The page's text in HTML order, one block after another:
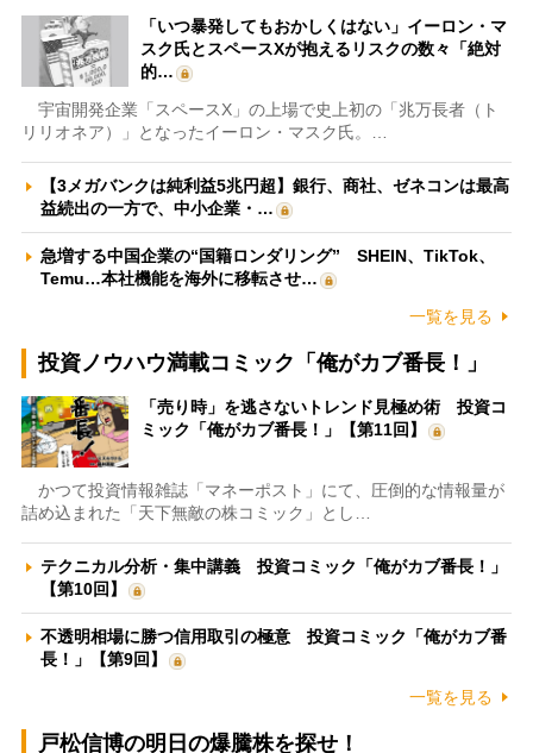
「いつ暴発してもおかしくはない」イーロン・マ
スク氏とスペースXが抱えるリスクの数々「絶対
的…
宇宙開発企業「スペースX」の上場で史上初の「兆万長者（ト
リリオネア）」となったイーロン・マスク氏。…
【3メガバンクは純利益5兆円超】銀行、商社、ゼネコンは最高
益続出の一方で、中小企業・…
急増する中国企業の“国籍ロンダリング” SHEIN、TikTok、
Temu…本社機能を海外に移転させ…
一覧を見る
投資ノウハウ満載コミック「俺がカブ番長！」
「売り時」を逃さないトレンド見極め術 投資コ
ミック「俺がカブ番長！」【第11回】
かつて投資情報雑誌「マネーポスト」にて、圧倒的な情報量が
詰め込まれた「天下無敵の株コミック」とし…
テクニカル分析・集中講義 投資コミック「俺がカブ番長！」
【第10回】
不透明相場に勝つ信用取引の極意 投資コミック「俺がカブ番
長！」【第9回】
一覧を見る
戸松信博の明日の爆騰株を探せ！